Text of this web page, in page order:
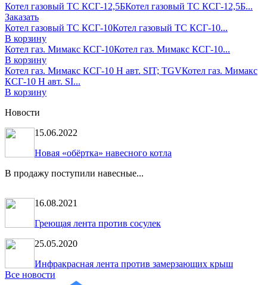
Котел газовый ТС КСГ-12,5БКотел газовый ТС КСГ-12,5Б...
Заказать
Котел газовый ТС КСГ-10Котел газовый ТС КСГ-10...
В корзину
Котел газ. Мимакс КСГ-10Котел газ. Мимакс КСГ-10...
В корзину
Котел газ. Мимакс КСГ-10 Н авт. SIT; TGVКотел газ. Мимакс
КСГ-10 Н авт. SI...
В корзину
Новости
15.06.2022
Новая «обёртка» навесного котла
В продажу поступили навесные...
16.08.2021
Греющая лента против сосулек
25.05.2020
Инфракрасная лента против замерзающих крыш
Все новости